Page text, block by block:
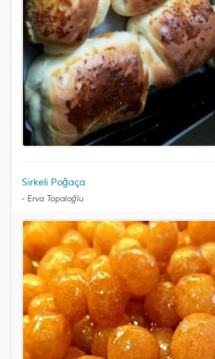
Sirkeli Poğaça
- Erva Topaloğlu